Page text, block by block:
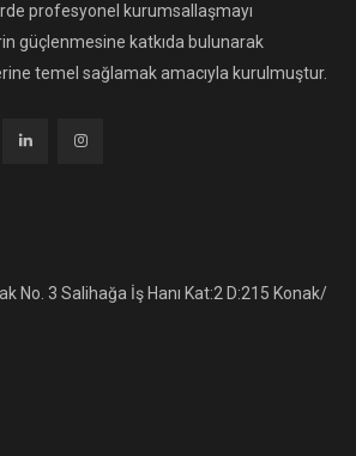
profesyonel kurumsallaşmayı
güçlenmesine katkıda bulunarak
temel sağlamak amacıyla kurulmuştur.
No. 3 Salihağa İş Hanı Kat:2 D:215 Konak/